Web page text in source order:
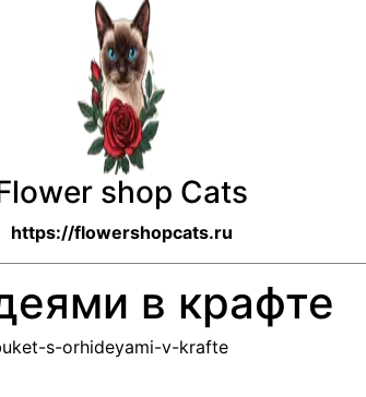
shop Cats
https://flowershopcats.ru
в крафте
s-orhideyami-v-krafte